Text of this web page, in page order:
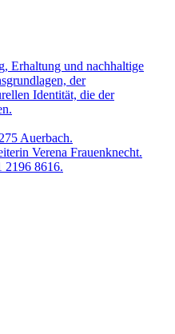
Erhaltung und nachhaltige
der
Identität, die der
Auerbach.
Verena Frauenknecht.
2196 8616.